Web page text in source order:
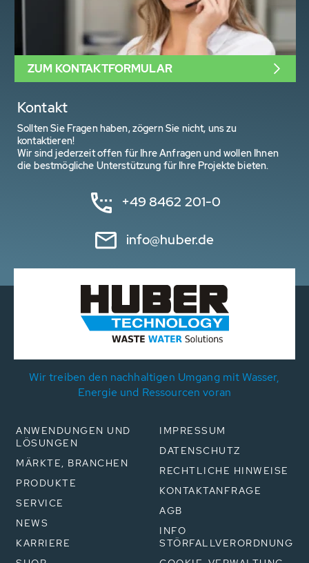
Kontakt
Sollten Sie Fragen haben, zögern Sie nicht, uns zu
kontaktieren!
Wir sind jederzeit offen für Ihre Anfragen und wollen Ihnen
die bestmögliche Unterstützung für Ihre Projekte bieten.
+49 8462 201-0
info@huber.de
ZUM KONTAKTFORMULAR
Wir treiben den nachhaltigen Umgang mit Wasser,
Energie und Ressourcen voran
ANWENDUNGEN UND
LÖSUNGEN
MÄRKTE, BRANCHEN
PRODUKTE
SERVICE
NEWS
KARRIERE
IMPRESSUM
DATENSCHUTZ
RECHTLICHE HINWEISE
KONTAKTANFRAGE
AGB
INFO
STÖRFALLVERORDNUNG